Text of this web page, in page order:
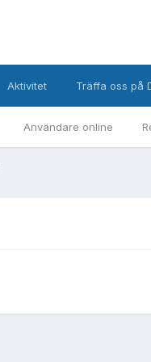
Användare online
Aktivitet Träffa oss på